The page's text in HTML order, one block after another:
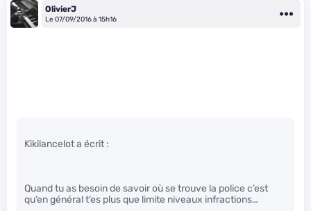
OlivierJ
Le 07/09/2016 à 15h16
Kikilancelot a écrit :
Quand tu as besoin de savoir où se trouve la police c’est
qu’en général t’es plus que limite niveaux infractions…